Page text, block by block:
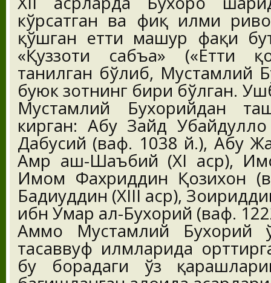
кўрсатган ва фиқҳ илми
қўшган етти машҳур фақиҳ
«Қуззоти сабъа» («Етти
танилган бўлиб, Мустамлий
буюк зотнинг бири бўлган.
Мустамлий Бухорийдан
кирган: Абу Зайд
Дабусий (ваф. 1038 й.), Абу
Амр аш-Шаъбий (XI аср),
Имом Фахриддин Қозихон
Бадиуддин (XIII аср),
ибн Умар ал-Бухорий (ваф.
Аммо Мустамлий Бухорий
тасаввуф илмларида
бу борадаги ўз